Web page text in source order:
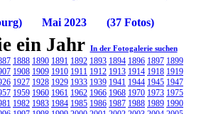
Mai 2023 (37 Fotos)
ein Jahr In der Fotogalerie suchen
1888 1890 1891 1892 1893 1894 1896 1897 1899
1908 1909 1910 1911 1912 1913 1914 1918 1919
1927 1928 1929 1933 1939 1941 1944 1945 1947
1959 1960 1961 1962 1966 1968 1970 1973 1975
1982 1983 1984 1985 1986 1987 1988 1989 1990